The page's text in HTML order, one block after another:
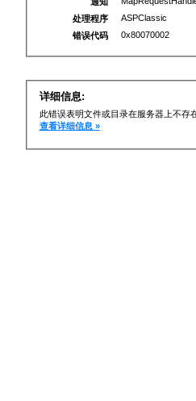
处理程序
ASPClassic
错误代码
0x80070002
详细信息:
此错误表明文件或目录在服务器上不存
查看详细信息 »